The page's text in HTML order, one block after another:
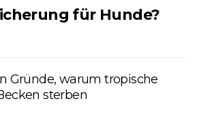
für Hunde?
Gründe, warum tropische
sterben